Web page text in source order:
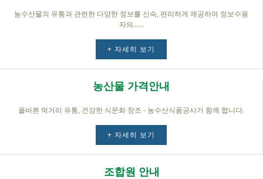
농수산물의 유통과 관련한 다양한 정보를 신속, 편리하게 제공하여 정보수용
자의......
+ 자세히 보기
농산물 가격안내
올바른 먹거리 유통, 건강한 식문화 창조 - 농수산식품공사가 함께 합니다.
+ 자세히 보기
조합원 안내